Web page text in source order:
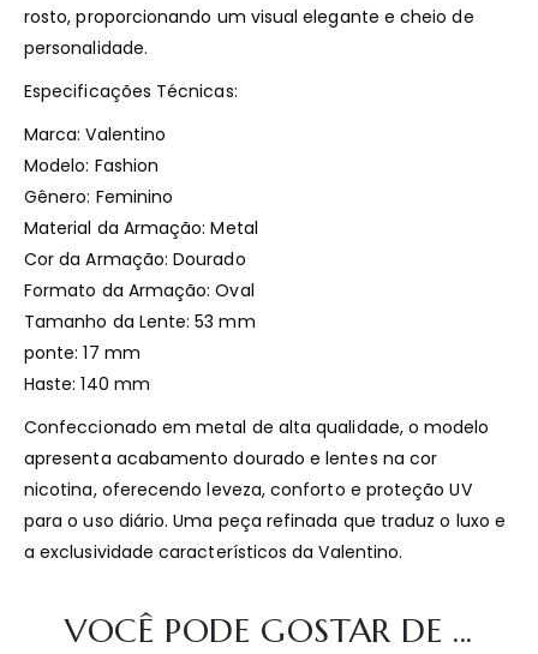
rosto, proporcionando um visual elegante e cheio de
personalidade.
Especificações Técnicas:
Marca: Valentino
Modelo: Fashion
Gênero: Feminino
Material da Armação: Metal
Cor da Armação: Dourado
Formato da Armação: Oval
Tamanho da Lente: 53 mm
ponte: 17 mm
Haste: 140 mm
Confeccionado em metal de alta qualidade, o modelo
apresenta acabamento dourado e lentes na cor
nicotina, oferecendo leveza, conforto e proteção UV
para o uso diário. Uma peça refinada que traduz o luxo e
a exclusividade característicos da Valentino.
VOCÊ PODE GOSTAR DE ...